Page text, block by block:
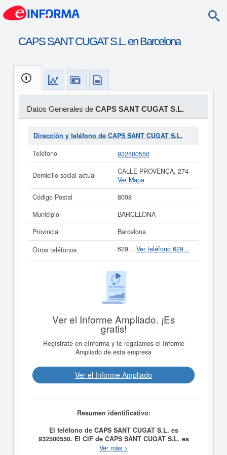
CAPS SANT CUGAT S.L. en Barcelona
Datos Generales de CAPS SANT CUGAT S.L.
Dirección y teléfono de CAPS SANT CUGAT S.L.
Teléfono
932500550
Domicilio social actual
CALLE PROVENÇA, 274
Ver Mapa
Código Postal
8008
Municipio
BARCELONA
Provincia
Barcelona
Otros teléfonos
629... Ver teléfono 629...
Ver el Informe Ampliado. ¡Es
gratis!
Regístrate en eInforma y te regalamos el Informe
Ampliado de esta empresa
Ver el Informe Ampliado
Resumen identificativo:
El teléfono de CAPS SANT CUGAT S.L. es
932500550. El CIF de CAPS SANT CUGAT S.L. es
La empresaCAPS SANT CUGAT S.L.
Ver más >